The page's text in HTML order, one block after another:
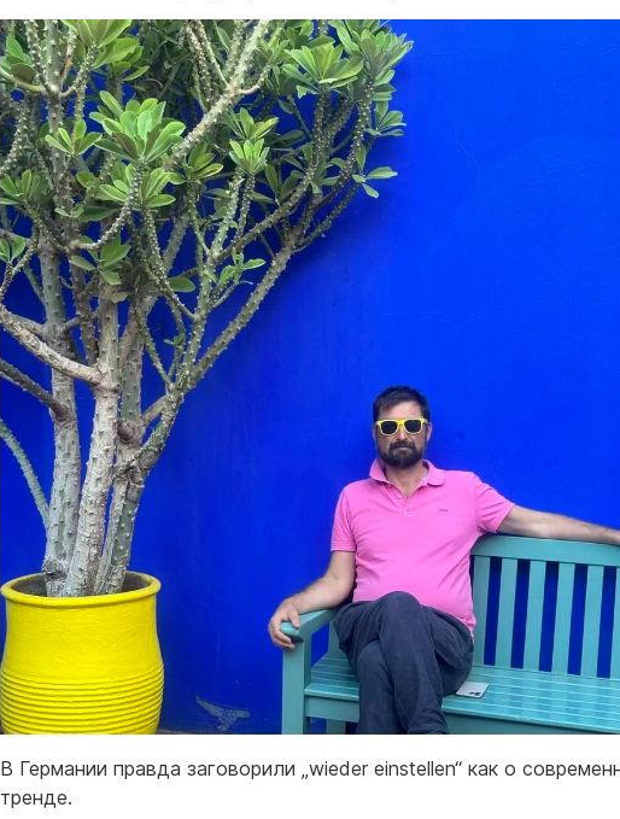
В Германии правда заговорили „wieder einstellen“ как о
тренде.